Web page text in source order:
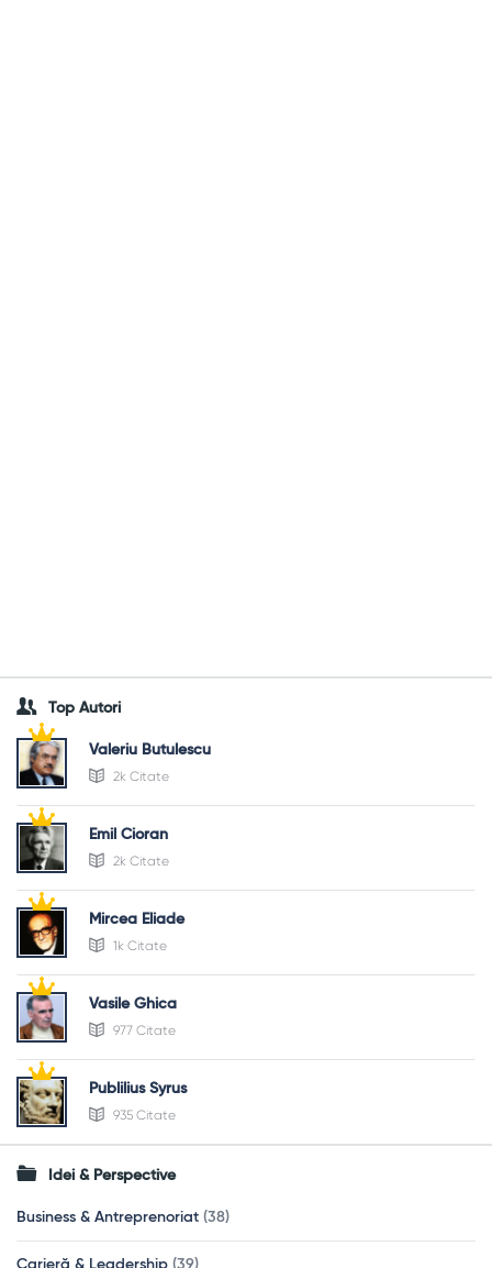
Top Autori
Valeriu Butulescu
2k Citate
Emil Cioran
2k Citate
Mircea Eliade
1k Citate
Vasile Ghica
977 Citate
Publilius Syrus
935 Citate
Idei & Perspective
Business & Antreprenoriat (38)
Carieră & Leadership (39)